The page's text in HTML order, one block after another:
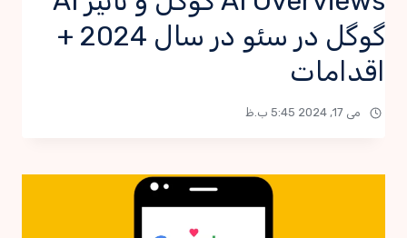
گوگل در سئو در سال 2024 +
اقدامات
می 17, 2024 5:45 ب.ظ